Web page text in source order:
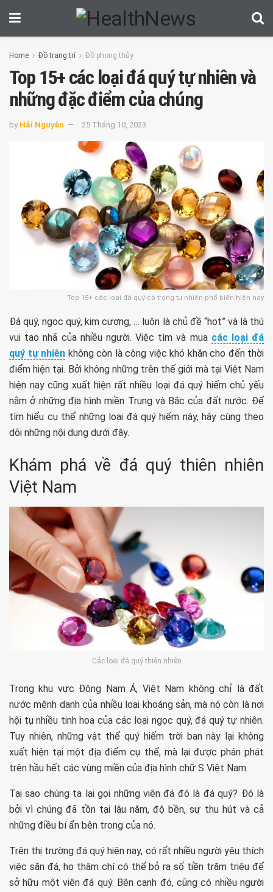
Home Đồ trang trí Đồ phong thủy
Top 15+ các loại đá quý tự nhiên và
những đặc điểm của chúng
by Hải Nguyễn 25 Tháng 10, 2023
Top 15+ các loại đá quý có trong tự nhiên phổ biến hiện nay
Đá quý, ngọc quý, kim cương, … luôn là chủ đề “hot” và là thú
vui tao nhã của nhiều người. Việc tìm và mua các loại đá
quý tự nhiên không còn là công việc khó khăn cho đến thời
điểm hiện tại. Bởi không những trên thế giới mà tại Việt Nam
hiện nay cũng xuất hiện rất nhiều loại đá quý hiếm chủ yếu
nằm ở những địa hình miền Trung và Bắc của đất nước. Để
tìm hiểu cụ thể những loại đá quý hiếm này, hãy cùng theo
dõi những nội dung dưới đây.
Khám phá về đá quý thiên nhiên
Việt Nam
Các loại đá quý thiên nhiên
Trong khu vực Đông Nam Á, Việt Nam không chỉ là đất
nước mệnh danh của nhiều loại khoáng sản, mà nó còn là nơi
hội tụ nhiều tinh hoa của các loại ngọc quý, đá quý tự nhiên.
Tuy nhiên, những vật thể quý hiếm trời ban này lại không
xuất hiện tại một địa điểm cụ thể, mà lại được phân phát
trên hầu hết các vùng miền của địa hình chữ S Việt Nam.
Tại sao chúng ta lại gọi những viên đá đó là đá quý? Đó là
bởi vì chúng đã tồn tại lâu năm, độ bền, sự thu hút và cả
những điều bí ẩn bên trong của nó.
Trên thị trường đá quý hiện nay, có rất nhiều người yêu thích
việc săn đá, họ thậm chí có thể bỏ ra số tiền trăm triệu để
sở hữu một viên đá quý. Bên cạnh đó, cũng có nhiều người